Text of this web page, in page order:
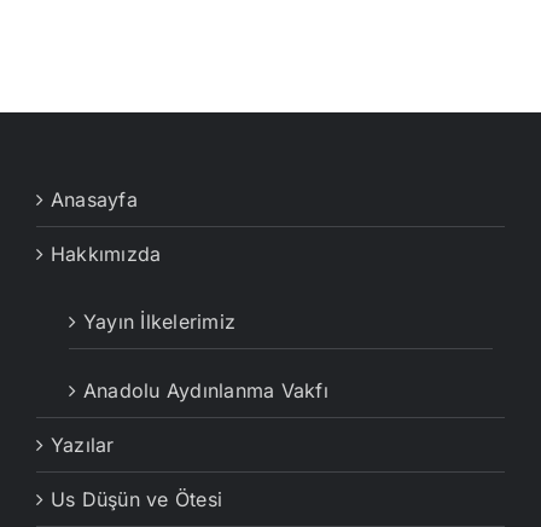
Anasayfa
Hakkımızda
Yayın İlkelerimiz
Anadolu Aydınlanma Vakfı
Yazılar
Us Düşün ve Ötesi